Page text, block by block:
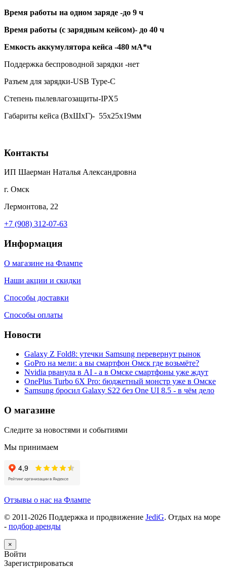
Время работы на одном заряде -до 9 ч
Время работы (с зарядным кейсом)- до 40 ч
Емкость аккумулятора кейса -480 мА*ч
Поддержка беспроводной зарядки -нет
Разъем для зарядки-USB Type-C
Степень пылевлагозащиты-IPX5
Габариты кейса (ВxШxГ)- 55x25x19мм
Контакты
ИП Шаерман Наталья Александровна
г. Омск
Лермонтова, 22
+7 (908) 312-07-63
Информация
О магазине на Флампе
Наши акции и скидки
Способы доставки
Способы оплаты
Новости
Galaxy Z Fold8: утечки Samsung перевернут рынок
GoPro на мели: а вы смартфон Омск где возьмёте?
Nvidia рванула в AI - а в Омске смартфоны уже ждут
OnePlus Turbo 6X Pro: бюджетный монстр уже в Омске
Samsung бросил Galaxy S22 без One UI 8.5 - в чём дело
О магазине
Следите за новостями и событиями
Мы принимаем
Отзывы о нас на Флампе
© 2011-2026 Поддержка и продвижение JediG. Отдых на море
- подбор аренды
×
Войти
Зарегистрироваться